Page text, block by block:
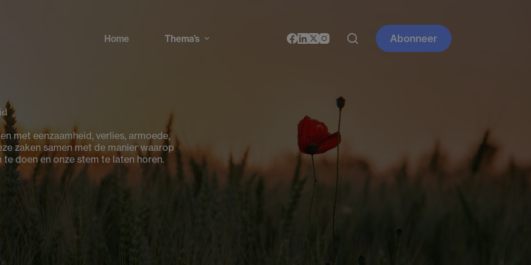
Home Thema’s Abonneer
met eenzaamheid, verlies, armoede,
zaken samen met de manier waarop
doen en onze stem te laten horen.